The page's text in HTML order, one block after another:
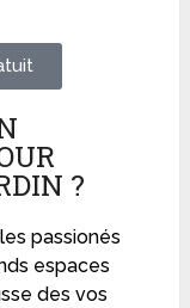
?
passionés
espaces
des vos